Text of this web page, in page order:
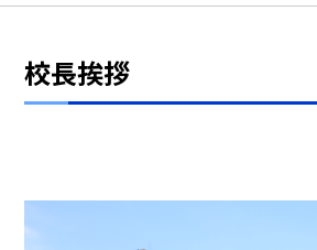
校長挨拶